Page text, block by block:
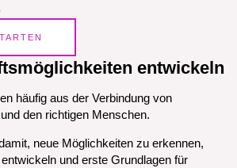
entwickeln
häufig aus der Verbindung von
den richtigen Menschen.
neue Möglichkeiten zu erkennen,
und erste Grundlagen für